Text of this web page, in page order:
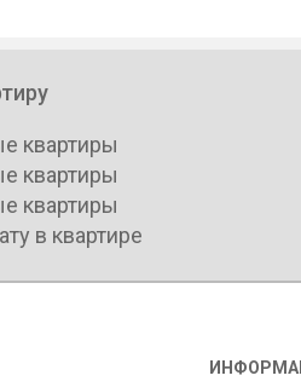
квартиры
квартиры
квартиры
в квартире